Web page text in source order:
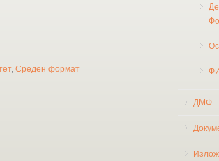
, Среден формат
ДМФ